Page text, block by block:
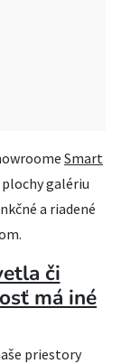
Smart
galériu
a riadené
či
má iné
priestory